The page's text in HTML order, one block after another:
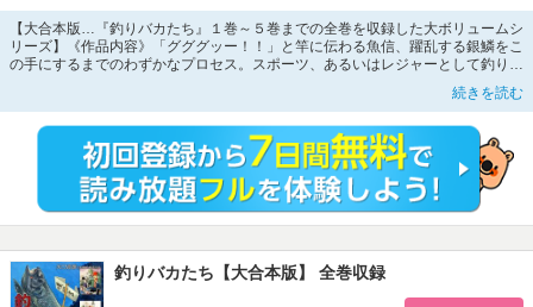
【大合本版…『釣りバカたち』１巻～５巻までの全巻を収録した大ボリュームシ
リーズ】《作品内容》「グググッー！！」と竿に伝わる魚信、躍乱する銀鱗をこ
の手にするまでのわずかなプロセス。スポーツ、あるいはレジャーとして釣りを
楽しむ人は１千万人とも言われ、そのプロセスには《特異な魅力》があるとされ
ている。主人公の田中は地方銀行に勤める大の釣りバカ。自称《ヘラブナが恋
勧誘されたことから始まる。…初めて竿をもった田中が感じた釣りの醍醐味、釣
りのことがもう頭から離れない。だれが言おうとコレだけはやめられない！ 全
国の釣りバカたち必読！！ 思わず、ウンウンと共感するストーリー、『釣りキ
チ三平』でおなじみの釣り漫画のカリスマ、矢口高雄先生が描く圧倒的ボリュー
ムの大合本版：全巻収録！ ※単巻、他合本シリーズとの重複購入にご注意くだ
さい※
続きを読む
釣りバカたち【大合本版】 全巻収録